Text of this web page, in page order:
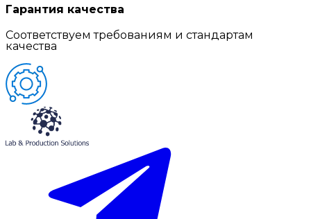
Гарантия качества
Соответствуем требованиям и стандартам
качества